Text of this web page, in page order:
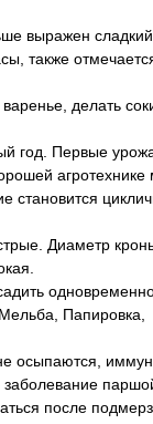
выражен
также
делать
год. Первые
агротехнике
становится
Диаметр
Папировка,
осыпаются,
заболевание
после